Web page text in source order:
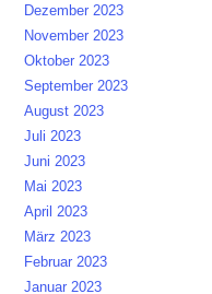
Dezember 2023
November 2023
Oktober 2023
September 2023
August 2023
Juli 2023
Juni 2023
Mai 2023
April 2023
März 2023
Februar 2023
Januar 2023